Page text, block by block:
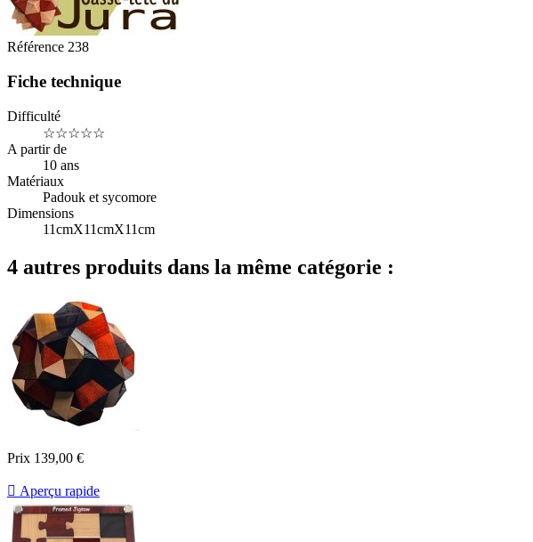
Référence 238
Fiche technique
Difficulté
☆☆☆☆☆
A partir de
10 ans
Matériaux
Padouk et sycomore
Dimensions
11cmX11cmX11cm
4 autres produits dans la même catégorie :
Prix 139,00 €
 Aperçu rapide